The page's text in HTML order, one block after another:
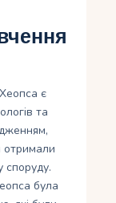
є
та
отримали
споруду.
була